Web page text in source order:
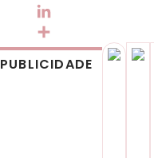
Email
LinkedIn
Share
PUBLICIDADE